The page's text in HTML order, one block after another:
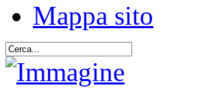
Mappa sito